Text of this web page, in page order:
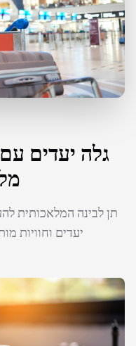
גלה יעדים
תן לבינה המלאכותית
יעדים וחוויות